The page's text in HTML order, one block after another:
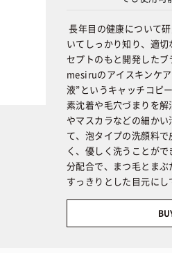
長年目の健康について
いてしっかり知り、適
セプトのもと開発したブ
mesiruのアイスキンケ
液”というキャッチコピ
素沈着や毛穴づまりを
やマスカラなどの細か
て、泡タイプの洗顔料
く、優しく洗うことが
分配合で、まつ毛とま
すっきりとした目元にし